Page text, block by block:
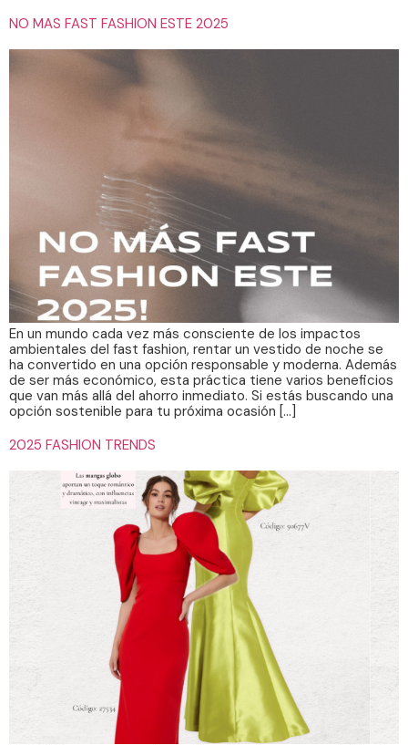
NO MAS FAST FASHION ESTE 2025
En un mundo cada vez más consciente de los impactos
ambientales del fast fashion, rentar un vestido de noche se
ha convertido en una opción responsable y moderna. Además
de ser más económico, esta práctica tiene varios beneficios
que van más allá del ahorro inmediato. Si estás buscando una
opción sostenible para tu próxima ocasión […]
2025 FASHION TRENDS